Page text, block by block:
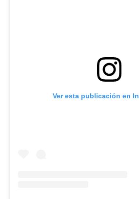
Ver esta publicación en